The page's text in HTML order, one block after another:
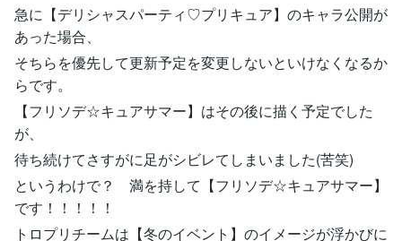
急に【デリシャスパーティ♡プリキュア】のキャラ公開が
あった場合、
そちらを優先して更新予定を変更しないといけなくなるか
らです。
【フリソデ☆キュアサマー】はその後に描く予定でした
が、
待ち続けてさすがに足がシビレてしまいました(苦笑)
というわけで？ 満を持して【フリソデ☆キュアサマー】
です！！！！！
トロプリチームは【冬のイベント】のイメージが浮かびに